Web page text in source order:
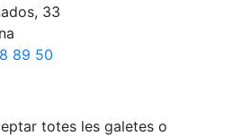
33
89 50
totes les galetes o